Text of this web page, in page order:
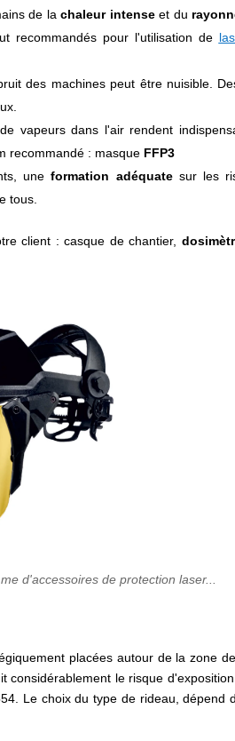
de lachaleur intenseet du
recommandés pour l'utilisation de
des machines peut être nuisible.
vapeurs dans l'air rendent
recommandé : masque FFP3
uneformation adéquatesur les
tous.
client : casque de chantier,
d'accessoires de protection laser...
placées autour de la zone
le risque
Le choix du type de rideau, dépend